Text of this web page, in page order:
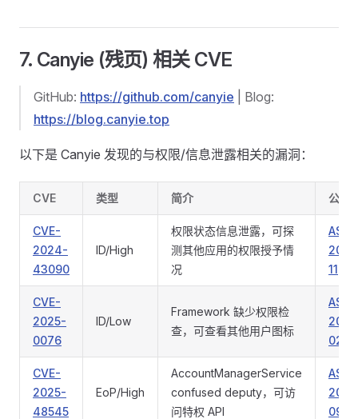
7. Canyie (残页) 相关 CVE
GitHub: https://github.com/canyie | Blog:
https://blog.canyie.top
以下是 Canyie 发现的与权限/信息泄露相关的漏洞：
CVE 类型 简介 公告
CVE-
2024-
43090
ID/High
权限状态信息泄露，可探
测其他应用的权限授予情
况
ASB
11
CVE-
2025-
0076
ID/Low
Framework 缺少权限检
查，可查看其他用户图标
ASB
02
CVE-
2025-
48545
EoP/High
AccountManagerService
confused deputy，可访
问特权 API
ASB
09